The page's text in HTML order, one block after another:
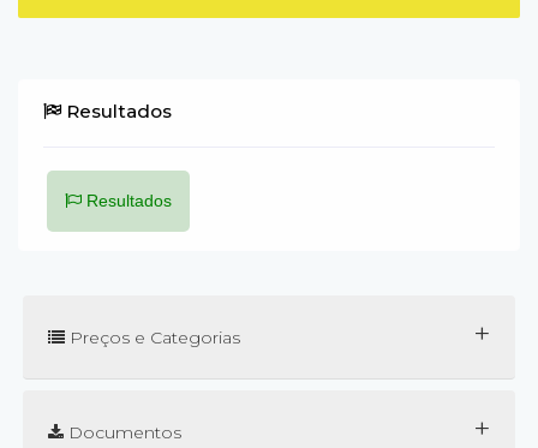
Resultados
Resultados
Preços e Categorias +
Documentos +